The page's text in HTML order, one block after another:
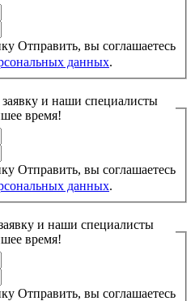
Отправить, вы соглашаетесь
данных.
заявку и наши специалисты
время!
Отправить, вы соглашаетесь
данных.
и наши специалисты
время!
Отправить, вы соглашаетесь